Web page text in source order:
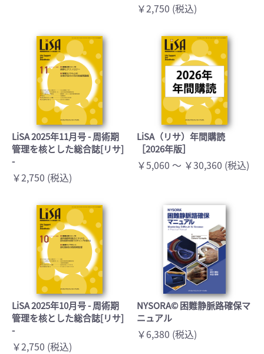
￥2,750 (税込)
LiSA 2025年11月号 - 周術期
管理を核とした総合誌[リサ]
-
￥2,750 (税込)
LiSA（リサ）年間購読
［2026年版］
￥5,060 ～ ￥30,360 (税込)
LiSA 2025年10月号 - 周術期
管理を核とした総合誌[リサ]
-
￥2,750 (税込)
NYSORA© 困難静脈路確保マ
ニュアル
￥6,380 (税込)